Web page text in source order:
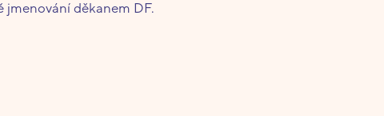
jmenování děkanem DF.